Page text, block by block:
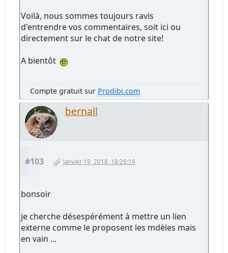
Voilà, nous sommes toujours ravis
d'entrendre vos commentaires, soit ici ou
directement sur le chat de notre site!
A bientôt
Compte gratuit sur Prodibi.com
bernall
#103 Janvier 19, 2018, 18:26:19
bonsoir
je cherche désespérément à mettre un lien
externe comme le proposent les mdèles mais
en vain ...